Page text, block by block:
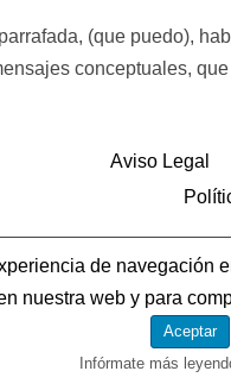
(que puedo),
conceptuales,
Aviso Legal
de
nuestra web y para
Aceptar
Infórmate más